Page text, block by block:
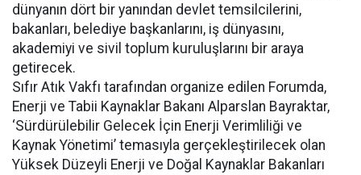
dünyanın dört bir yanından devlet temsilcilerini,
bakanları, belediye başkanlarını, iş dünyasını,
akademiyi ve sivil toplum kuruluşlarını bir araya
getirecek.
Sıfır Atık Vakfı tarafından organize edilen Forumda,
Enerji ve Tabii Kaynaklar Bakanı Alparslan Bayraktar,
‘Sürdürülebilir Gelecek İçin Enerji Verimliliği ve
Kaynak Yönetimi’ temasıyla gerçekleştirilecek olan
Yüksek Düzeyli Enerji ve Doğal Kaynaklar Bakanları